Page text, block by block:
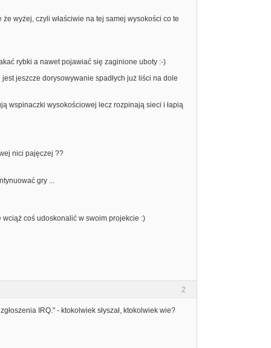
wyżej, czyli właściwie na tej samej wysokości co te
rybki a nawet pojawiać się zaginione uboty :-)
jeszcze dorysowywanie spadłych już liści na dole
wspinaczki wysokościowej lecz rozpinają sieci i łapią
nici pajęczej ??
gry ...
coś udoskonalić w swoim projekcie :)
2
IRQ." - ktokolwiek słyszał, ktokolwiek wie?